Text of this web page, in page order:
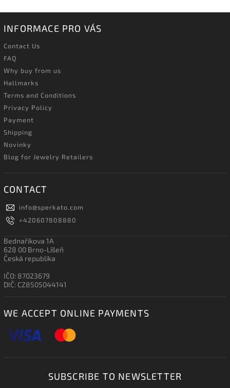
INFORMACE PRO VÁS
Contact Us
FAQ
Why buy from us
Hallmarks
Terms and Conditions
Privacy Policy
Payment
Shipping
Novinky
Blog for Jewelry Retailers
CONTACT
info@sperkato.com
+420607808880
Bednaříkova 1A
628 00 Brno-Líšeň
Česká republika
IČO: 87023679
DIČ: CZ8505044141
WE ACCEPT ONLINE PAYMENTS
SUBSCRIBE TO NEWSLETTER